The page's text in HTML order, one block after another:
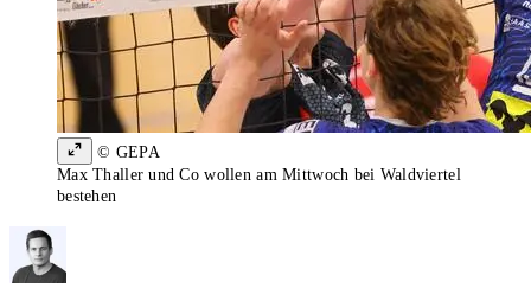
© GEPA
Max Thaller und Co wollen am Mittwoch bei Waldviertel
bestehen